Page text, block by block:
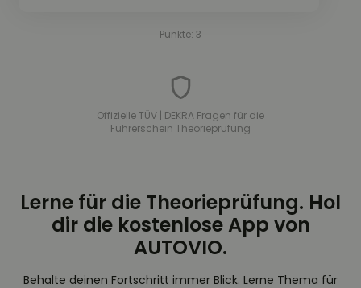
Punkte: 3
Offizielle TÜV | DEKRA Fragen für die
Führerschein Theorieprüfung
Lerne für die Theorieprüfung. Hol
dir die kostenlose App von
AUTOVIO.
Behalte deinen Fortschritt immer Blick. Lerne Thema für